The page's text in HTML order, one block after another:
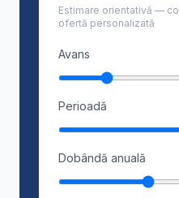
Estimare orientativă —
ofertă personalizată
Avans
Perioadă
Dobândă anuală